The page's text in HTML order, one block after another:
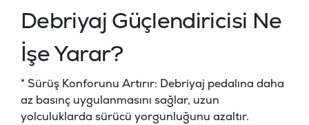
Debriyaj Güçlendiricisi Ne
İşe Yarar?
* Sürüş Konforunu Artırır: Debriyaj pedalına daha
az basınç uygulanmasını sağlar, uzun
yolculuklarda sürücü yorgunluğunu azaltır.